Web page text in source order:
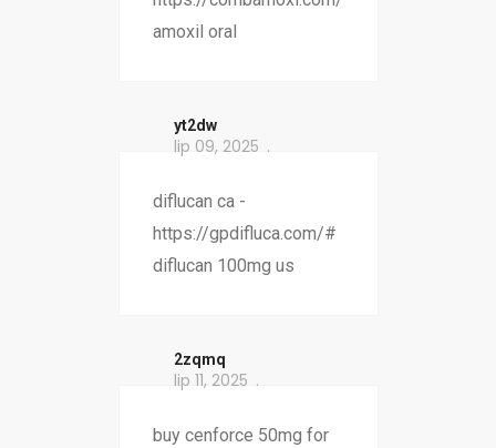
amoxil oral
yt2dw
lip 09, 2025
diflucan ca -
https://gpdifluca.com/#
diflucan 100mg us
2zqmq
lip 11, 2025
buy cenforce 50mg for